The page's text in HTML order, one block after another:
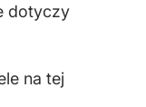
dotyczy
na tej